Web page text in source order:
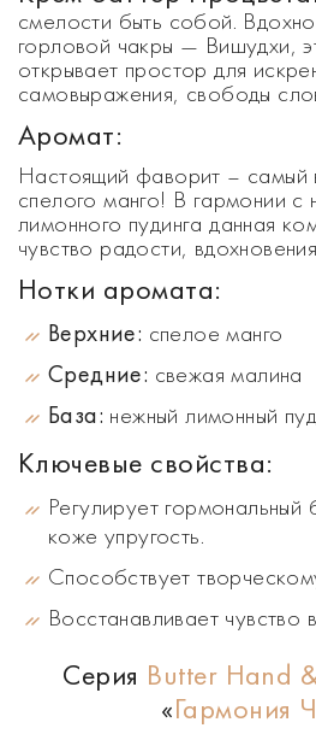
смелости быть собой.
горловой чакры — Вишудхи,
открывает простор для
самовыражения, свободы
Аромат:
Настоящий фаворит – самый
спелого манго! В гармонии с
лимонного пудинга данная
чувство радости,
Нотки аромата:
Верхние: спелое манго
Средние: свежая малина
База: нежный лимонный
Ключевые свойства:
Регулирует гормональный
коже упругость.
Способствует
Восстанавливает чувство
Серия Butter Hand
«Гармония